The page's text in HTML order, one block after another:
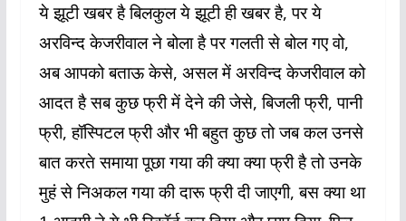
ये झूटी खबर है बिलकुल ये झूटी ही खबर है, पर ये
अरविन्द केजरीवाल ने बोला है पर गलती से बोल गए वो,
अब आपको बताऊ केसे, असल में अरविन्द केजरीवाल को
आदत है सब कुछ फ्री में देने की जेसे, बिजली फ्री, पानी
फ्री, हॉस्पिटल फ्री और भी बहुत कुछ तो जब कल उनसे
बात करते समाया पूछा गया की क्या क्या फ्री है तो उनके
मुहं से निअकल गया की दारू फ्री दी जाएगी, बस क्या था